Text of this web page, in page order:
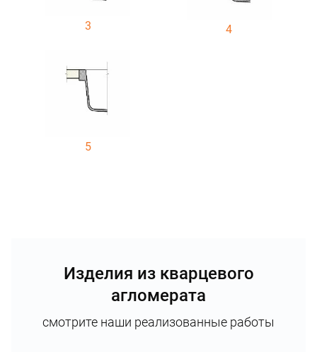
3 4
5
Изделия из кварцевого
агломерата
смотрите наши реализованные работы